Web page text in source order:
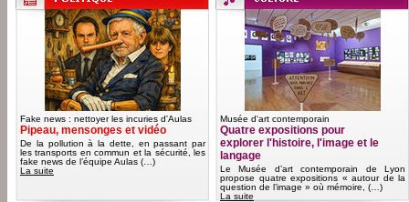
Fake news : nettoyer les incuries d'Aulas
Pipeau, mensonges et vidéo
De la pollution à la dette, en passant par
les transports en commun et la sécurité, les
fake news de l’équipe Aulas (…)
La suite
Musée d'art contemporain
Quatre expositions pour
explorer l'histoire, l'image et le
langage
Le Musée d’art contemporain de Lyon
propose quatre expositions « autour de la
question de l’image » où mémoire, (…)
La suite